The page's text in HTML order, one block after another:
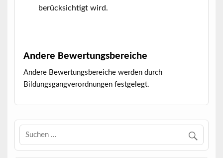
berücksichtigt wird.
Andere Bewertungsbereiche
Andere Bewertungsbereiche werden durch
Bildungsgangverordnungen festgelegt.